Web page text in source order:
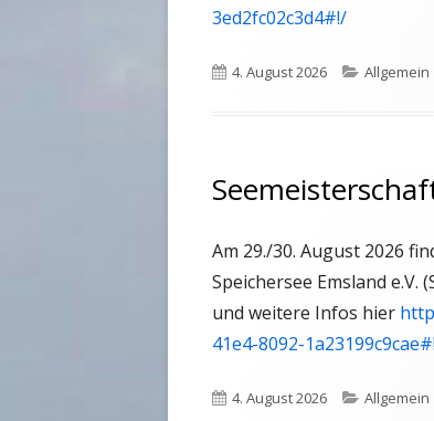
3ed2fc02c3d4#!/
Veröffentlicht
4. August 2026 Kategorien
Allgemein
Am 29./30. August 2026
Speichersee Emsland e.V.
und weitere Infos hier
41e4-8092-
Veröffentlicht
4. August 2026 Kategorien
Allgemein